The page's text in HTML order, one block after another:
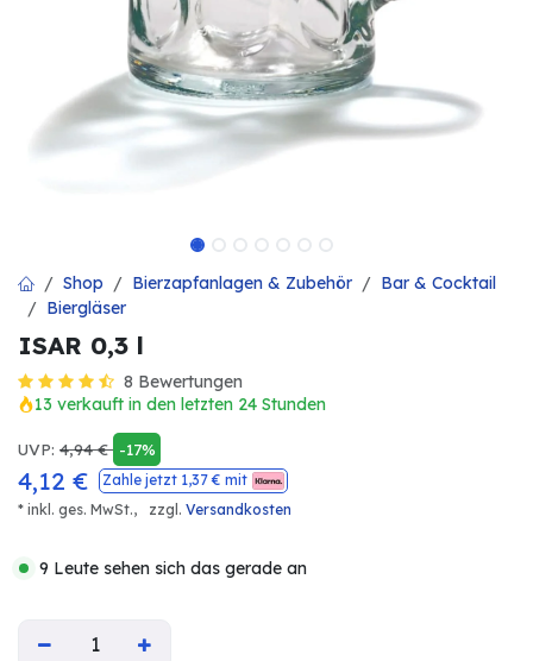
Shop Bierzapfanlagen & Zubehör
Bar & Cocktail
Biergläser
ISAR 0,3 l
8 Bewertungen
13 verkauft in den letzten 24 Stunden
UVP: 4,94€ -17%
4,12 € Zahle jetzt 1,37€ mit
* inkl. ges. MwSt.,
zzgl. Versandkosten
9 Leute sehen sich das gerade an